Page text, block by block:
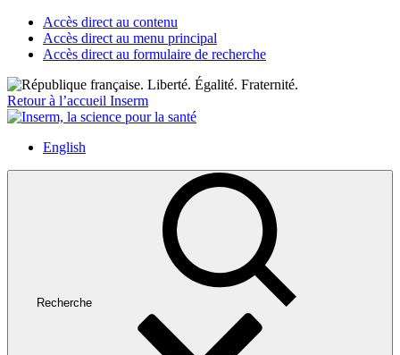
Accès direct au contenu
Accès direct au menu principal
Accès direct au formulaire de recherche
Retour à l’accueil Inserm
English
Recherche